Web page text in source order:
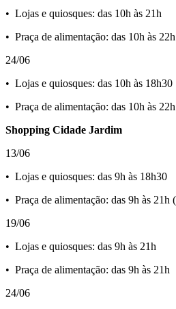
•⁠ ⁠Lojas e quiosques: das 10h às 21h
•⁠ ⁠Praça de alimentação: das 10h às 22h
24/06
•⁠ ⁠Lojas e quiosques: das 10h às 18h30
•⁠ ⁠Praça de alimentação: das 10h às 22h
Shopping Cidade Jardim
13/06
•⁠ ⁠Lojas e quiosques: das 9h às 18h30
•⁠ ⁠Praça de alimentação: das 9h às
19/06
•⁠ ⁠Lojas e quiosques: das 9h às 21h
•⁠ ⁠Praça de alimentação: das 9h às 21h
24/06